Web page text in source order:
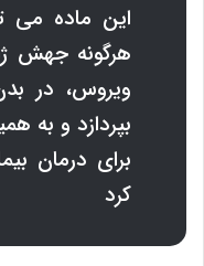
این ماده می
هرگونه جهش
ویروس، در
بپردازد و به
برای درمان
کرد